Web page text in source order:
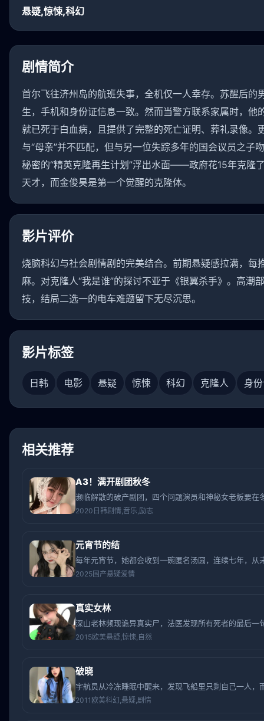
悬疑,惊悚,科幻
剧情简介
首尔飞往济州岛的航班失事，全机仅一人幸存。苏醒后的
生，手机和身份证信息一致。然而当警方联系家属时，他
就已死于白血病，且提供了完整的死亡证明、葬礼录像。
与“母亲”并不匹配，但与另一位失踪多年的国会议员之子
秘密的“精英克隆再生计划”浮出水面——政府花15年克隆
天才，而金俊昊是第一个觉醒的克隆体。
影片评价
烧脑科幻与社会剧情剧的完美结合。前期悬疑感拉满，每
麻。对克隆人“我是谁”的探讨不亚于《银翼杀手》。高潮
技，结局二选一的电车难题留下无尽沉思。
影片标签
日韩 电影 悬疑 惊悚 科幻 克隆人 身
相关推荐
A3！满开剧团秋冬
濒临解散的破产剧团，四个问题演员和神秘女老板要在
2020 日韩剧情,音乐,励志
元宵节的结
每年元宵节，她都会收到一碗匿名汤圆，连续七年，从
2025国产悬疑爱情
真实女林
深山老林频现诡异真实尸，法医发现所有死者的最后一
2015欧美悬疑,惊悚,自然
破晓
宇航员从冷冻睡眠中醒来，发现飞船里只剩自己一人，
2011 欧美科幻,悬疑,剧情